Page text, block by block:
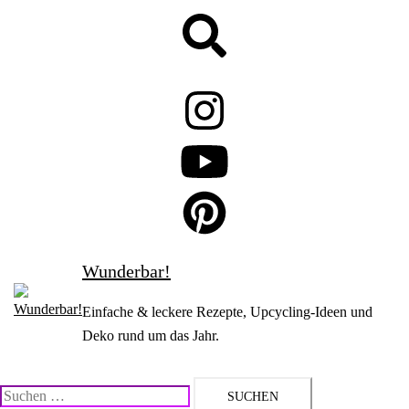
Wunderbar!
Einfache & leckere Rezepte, Upcycling-Ideen und
Deko rund um das Jahr.
Suchen